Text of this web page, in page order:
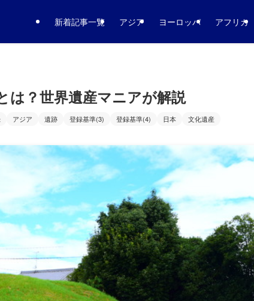
新着記事一覧 アジア ヨーロッパ アフリカ
は？世界遺産マニアが解説
アジア 遺跡 登録基準(3) 登録基準(4) 日本 文化遺産